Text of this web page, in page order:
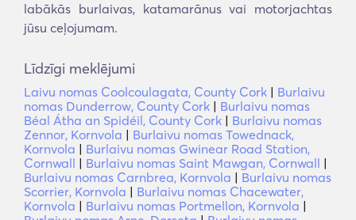
labākās burlaivas, katamarānus vai motorjachtas
jūsu ceļojumam.
Līdzīgi meklējumi
Laivu nomas Coolcoulagata, County Cork | Burlaivu
nomas Dunderrow, County Cork | Burlaivu nomas
Béal Átha an Spidéil, County Cork | Burlaivu nomas
Zennor, Kornvola | Burlaivu nomas Towednack,
Kornvola | Burlaivu nomas Gwinear Road Station,
Cornwall | Burlaivu nomas Saint Mawgan, Cornwall |
Burlaivu nomas Carnbrea, Kornvola | Burlaivu nomas
Scorrier, Kornvola | Burlaivu nomas Chacewater,
Kornvola | Burlaivu nomas Portmellon, Kornvola |